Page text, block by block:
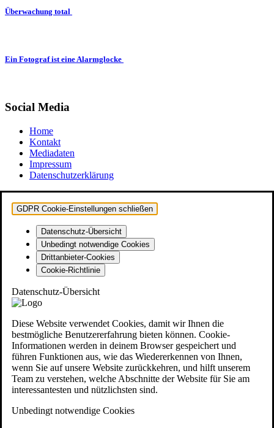
Überwachung total
Ein Fotograf ist eine Alarmglocke
Social Media
Home
Kontakt
Mediadaten
Impressum
Datenschutzerklärung
GDPR Cookie-Einstellungen schließen
Datenschutz-Übersicht
Unbedingt notwendige Cookies
Drittanbieter-Cookies
Cookie-Richtlinie
Datenschutz-Übersicht
Diese Website verwendet Cookies, damit wir Ihnen die
bestmögliche Benutzererfahrung bieten können. Cookie-
Informationen werden in deinem Browser gespeichert und
führen Funktionen aus, wie das Wiedererkennen von Ihnen,
wenn Sie auf unsere Website zurückkehren, und hilft unserem
Team zu verstehen, welche Abschnitte der Website für Sie am
interessantesten und nützlichsten sind.
Unbedingt notwendige Cookies